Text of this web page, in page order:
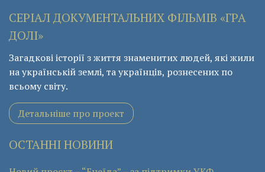
СЕРІАЛ ДОКУМЕНТАЛЬНИХ ФІЛЬМІВ «ГРА
ДОЛІ»
Загадкові історії з життя знаменитих людей, які жили
на українській землі, та українців, рознесених по
всьому світу.
Детальніше про проект
ОСТАННІ НОВИНИ